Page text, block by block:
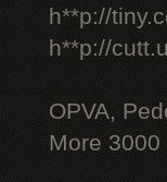
h**p://
h**p://
OPVA,
More